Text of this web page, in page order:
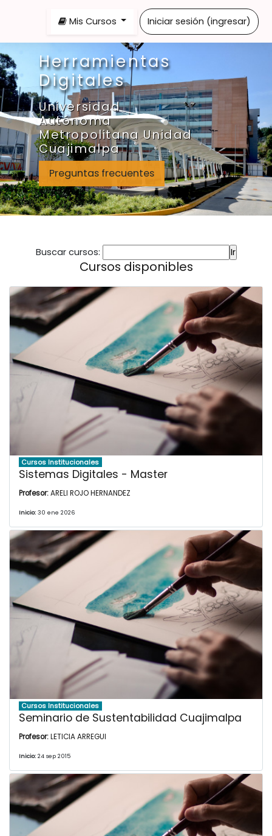
Mis Cursos Iniciar sesión (ingresar)
Herramientas
Digitales
Universidad
Autónoma
Metropolitana Unidad
Cuajimalpa
Preguntas frecuentes
Buscar cursos:
Cursos disponibles
Cursos Institucionales
Sistemas Digitales - Master
Profesor:ARELI ROJO HERNANDEZ
Inicio: 30 ene 2026
Cursos Institucionales
Seminario de Sustentabilidad Cuajimalpa
Profesor:LETICIA ARREGUI
Inicio: 24 sep 2015